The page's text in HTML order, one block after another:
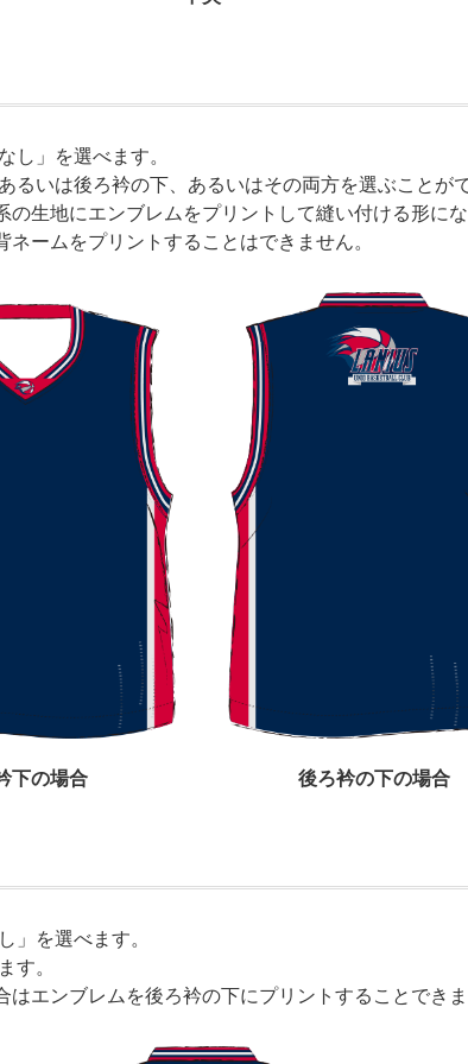
し」を選べます。
るいは後ろ衿の下、あるいはその両方を選ぶことが
生地にエンブレムをプリントして縫い付ける形に
ームをプリントすることはできません。
下の場合 後ろ衿の下の場合
」を選べます。
す。
エンブレムを後ろ衿の下にプリントすることでき